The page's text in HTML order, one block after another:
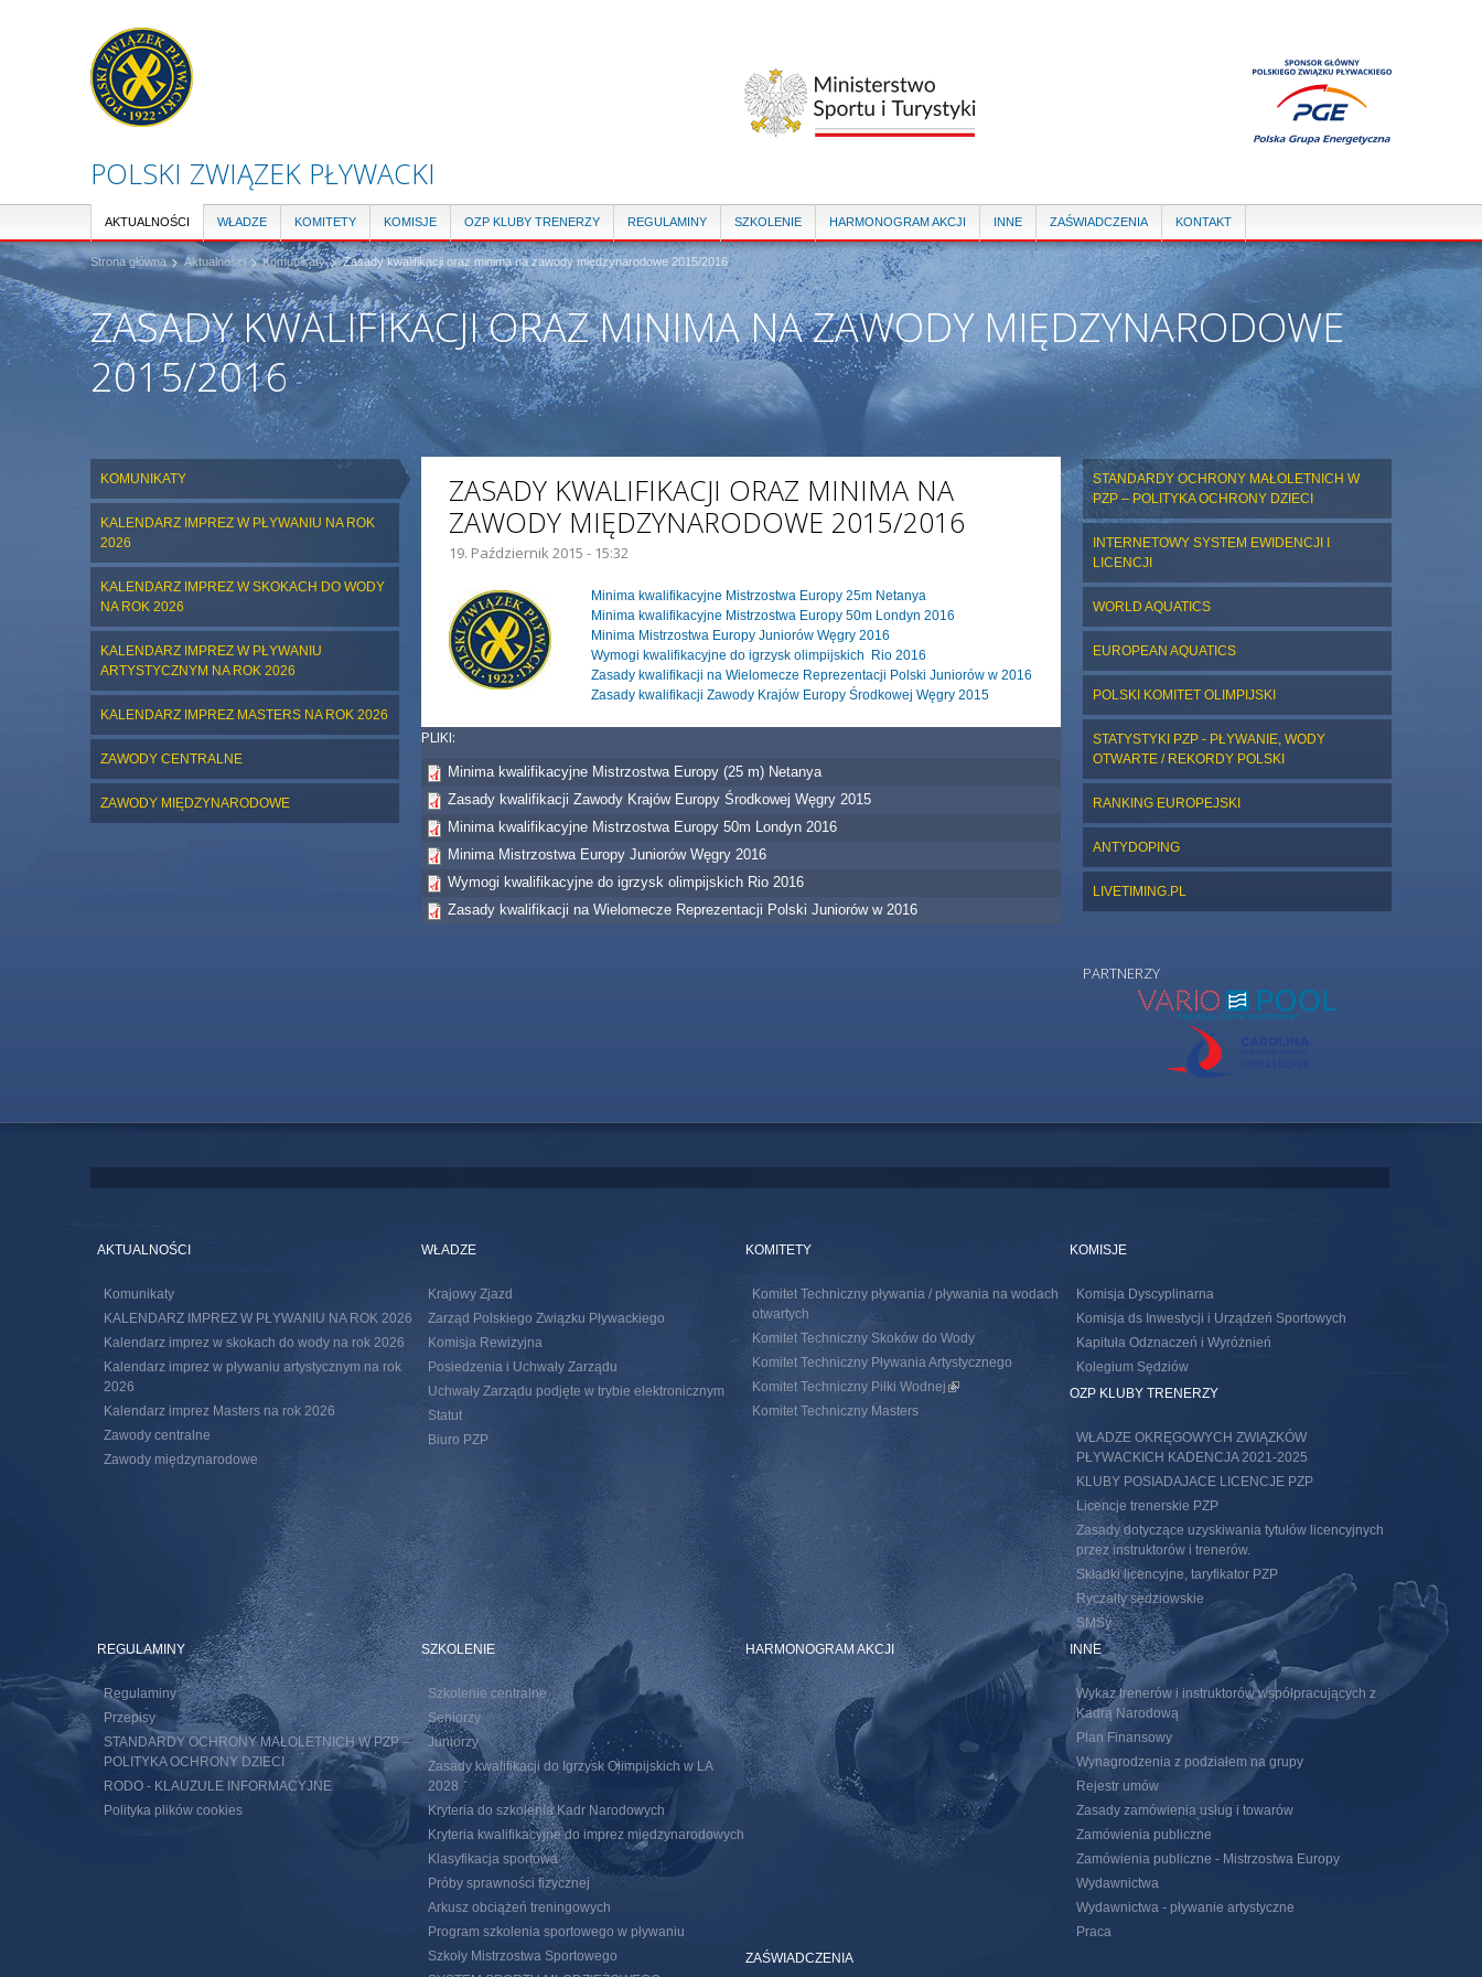
POLSKI ZWIĄZEK PŁYWACKI
AKTUALNOŚCI WŁADZE KOMITETY KOMISJE OZP KLUBY TRENERZY REGULAMINY SZKOLENIE HARMONOGRAM AKCJI INNE ZAŚWIADCZENIA KONTAKT
Strona główna Aktualności Komunikaty Zasady kwalifikacji oraz minima na zawody międzynarodowe 2015/2016
ZASADY KWALIFIKACJI ORAZ MINIMA NA ZAWODY MIĘDZYNARODOWE
2015/2016
KOMUNIKATY
KALENDARZ IMPREZ W PŁYWANIU NA ROK
2026
KALENDARZ IMPREZ W SKOKACH DO WODY
NA ROK 2026
KALENDARZ IMPREZ W PŁYWANIU
ARTYSTYCZNYM NA ROK 2026
KALENDARZ IMPREZ MASTERS NA ROK 2026
ZAWODY CENTRALNE
ZAWODY MIĘDZYNARODOWE
ZASADY KWALIFIKACJI ORAZ MINIMA NA
ZAWODY MIĘDZYNARODOWE 2015/2016
19. Październik 2015 - 15:32
Minima kwalifikacyjne Mistrzostwa Europy 25m Netanya
Minima kwalifikacyjne Mistrzostwa Europy 50m Londyn 2016
Minima Mistrzostwa Europy Juniorów Węgry 2016
Wymogi kwalifikacyjne do igrzysk olimpijskich Rio 2016
Zasady kwalifikacji na Wielomecze Reprezentacji Polski Juniorów w 2016
Zasady kwalifikacji Zawody Krajów Europy Środkowej Węgry 2015
PLIKI:
Minima kwalifikacyjne Mistrzostwa Europy (25 m) Netanya
Zasady kwalifikacji Zawody Krajów Europy Środkowej Węgry 2015
Minima kwalifikacyjne Mistrzostwa Europy 50m Londyn 2016
Minima Mistrzostwa Europy Juniorów Węgry 2016
Wymogi kwalifikacyjne do igrzysk olimpijskich Rio 2016
Zasady kwalifikacji na Wielomecze Reprezentacji Polski Juniorów w 2016
STANDARDY OCHRONY MAŁOLETNICH W
PZP – POLITYKA OCHRONY DZIECI
INTERNETOWY SYSTEM EWIDENCJI I
LICENCJI
WORLD AQUATICS
EUROPEAN AQUATICS
POLSKI KOMITET OLIMPIJSKI
STATYSTYKI PZP - PŁYWANIE, WODY
OTWARTE / REKORDY POLSKI
RANKING EUROPEJSKI
ANTYDOPING
LIVETIMING.PL
PARTNERZY
AKTUALNOŚCI
Komunikaty
KALENDARZ IMPREZ W PŁYWANIU NA ROK 2026
Kalendarz imprez w skokach do wody na rok 2026
Kalendarz imprez w pływaniu artystycznym na rok
2026
Kalendarz imprez Masters na rok 2026
Zawody centralne
Zawody międzynarodowe
WŁADZE
Krajowy Zjazd
Zarząd Polskiego Związku Pływackiego
Komisja Rewizyjna
Posiedzenia i Uchwały Zarządu
Uchwały Zarządu podjęte w trybie elektronicznym
Statut
Biuro PZP
KOMITETY
Komitet Techniczny pływania / pływania na wodach
otwartych
Komitet Techniczny Skoków do Wody
Komitet Techniczny Pływania Artystycznego
Komitet Techniczny Piłki Wodnej (link is external)
Komitet Techniczny Masters
KOMISJE
Komisja Dyscyplinarna
Komisja ds Inwestycji i Urządzeń Sportowych
Kapituła Odznaczeń i Wyróżnień
Kolegium Sędziów
OZP KLUBY TRENERZY
WŁADZE OKRĘGOWYCH ZWIĄZKÓW
PŁYWACKICH KADENCJA 2021-2025
KLUBY POSIADAJACE LICENCJE PZP
Licencje trenerskie PZP
Zasady dotyczące uzyskiwania tytułów licencyjnych
przez instruktorów i trenerów.
Składki licencyjne, taryfikator PZP
Ryczałty sędziowskie
SMSy
REGULAMINY
Regulaminy
Przepisy
STANDARDY OCHRONY MAŁOLETNICH W PZP –
POLITYKA OCHRONY DZIECI
RODO - KLAUZULE INFORMACYJNE
Polityka plików cookies
SZKOLENIE
Szkolenie centralne
Seniorzy
Juniorzy
Zasady kwalifikacji do Igrzysk Olimpijskich w LA
2028
Kryteria do szkolenia Kadr Narodowych
Kryteria kwalifikacyjne do imprez miedzynarodowych
Klasyfikacja sportowa
Próby sprawności fizycznej
Arkusz obciążeń treningowych
Program szkolenia sportowego w pływaniu
Szkoły Mistrzostwa Sportowego
HARMONOGRAM AKCJI INNE
Wykaz trenerów i instruktorów współpracujących z
Kadrą Narodową
Plan Finansowy
Wynagrodzenia z podziałem na grupy
Rejestr umów
Zasady zamówienia usług i towarów
Zamówienia publiczne
Zamówienia publiczne - Mistrzostwa Europy
Wydawnictwa
Wydawnictwa - pływanie artystyczne
Praca
ZAŚWIADCZENIA